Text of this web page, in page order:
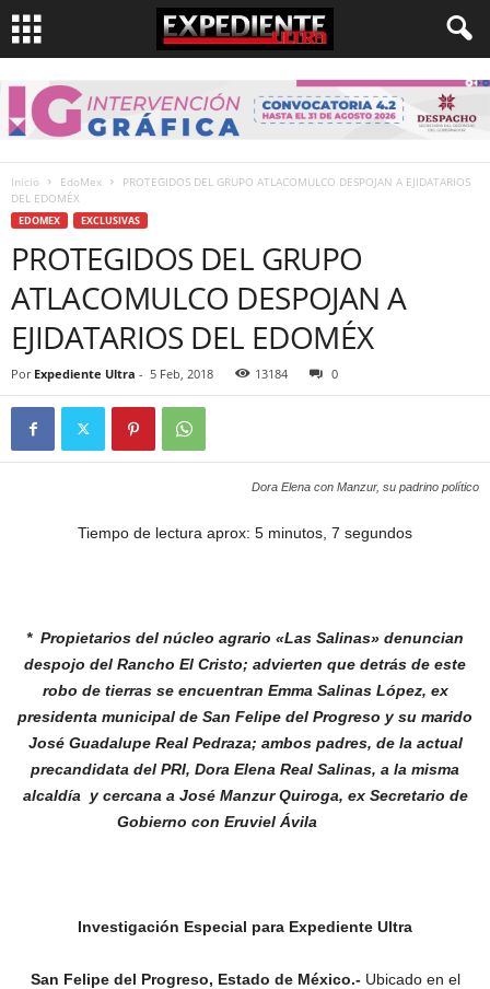
Inicio EdoMex
PROTEGIDOS DEL GRUPO ATLACOMULCO DESPOJAN A EJIDATARIOS
DEL EDOMÉX
EDOMEX EXCLUSIVAS
PROTEGIDOS DEL GRUPO
ATLACOMULCO DESPOJAN A
EJIDATARIOS DEL EDOMÉX
Por Expediente Ultra - 5 Feb, 2018 13184 0
Dora Elena con Manzur, su padrino político
Tiempo de lectura aprox: 5 minutos, 7 segundos
* Propietarios del núcleo agrario «Las Salinas» denuncian
despojo del Rancho El Cristo; advierten que detrás de este
robo de tierras se encuentran Emma Salinas López, ex
presidenta municipal de San Felipe del Progreso y su marido
José Guadalupe Real Pedraza; ambos padres, de la actual
precandidata del PRI, Dora Elena Real Salinas, a la misma
alcaldía y cercana a José Manzur Quiroga, ex Secretario de
Gobierno con Eruviel Ávila
Investigación Especial para Expediente Ultra
San Felipe del Progreso, Estado de México.- Ubicado en el